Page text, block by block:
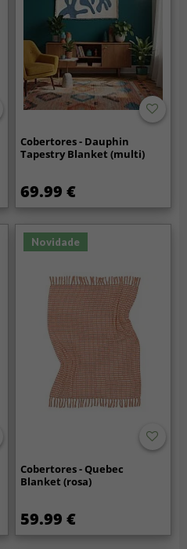
Cobertores - Dauphin
Tapestry Blanket (multi)
69.99 €
Novidade
Cobertores - Quebec
Blanket (rosa)
59.99 €